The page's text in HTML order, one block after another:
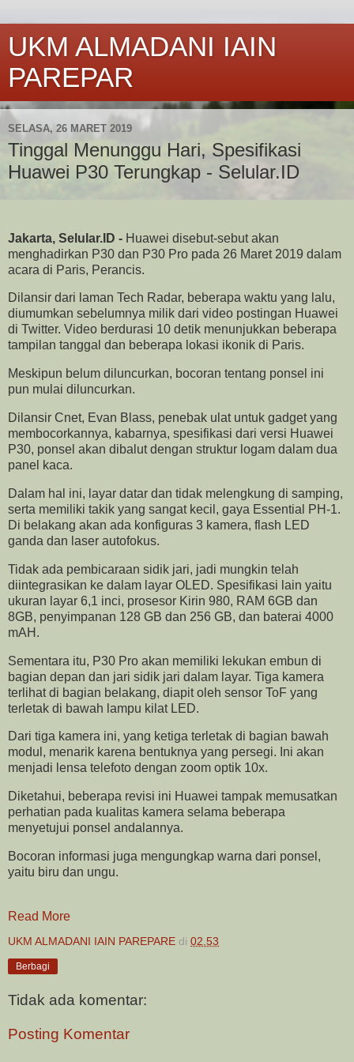
UKM ALMADANI IAIN
PAREPAR
SELASA, 26 MARET 2019
Tinggal Menunggu Hari, Spesifikasi
Huawei P30 Terungkap - Selular.ID
Jakarta, Selular.ID - Huawei disebut-sebut akan
menghadirkan P30 dan P30 Pro pada 26 Maret 2019 dalam
acara di Paris, Perancis.
Dilansir dari laman Tech Radar, beberapa waktu yang lalu,
diumumkan sebelumnya milik dari video postingan Huawei
di Twitter. Video berdurasi 10 detik menunjukkan beberapa
tampilan tanggal dan beberapa lokasi ikonik di Paris.
Meskipun belum diluncurkan, bocoran tentang ponsel ini
pun mulai diluncurkan.
Dilansir Cnet, Evan Blass, penebak ulat untuk gadget yang
membocorkannya, kabarnya, spesifikasi dari versi Huawei
P30, ponsel akan dibalut dengan struktur logam dalam dua
panel kaca.
Dalam hal ini, layar datar dan tidak melengkung di samping,
serta memiliki takik yang sangat kecil, gaya Essential PH-1.
Di belakang akan ada konfiguras 3 kamera, flash LED
ganda dan laser autofokus.
Tidak ada pembicaraan sidik jari, jadi mungkin telah
diintegrasikan ke dalam layar OLED. Spesifikasi lain yaitu
ukuran layar 6,1 inci, prosesor Kirin 980, RAM 6GB dan
8GB, penyimpanan 128 GB dan 256 GB, dan baterai 4000
mAH.
Sementara itu, P30 Pro akan memiliki lekukan embun di
bagian depan dan jari sidik jari dalam layar. Tiga kamera
terlihat di bagian belakang, diapit oleh sensor ToF yang
terletak di bawah lampu kilat LED.
Dari tiga kamera ini, yang ketiga terletak di bagian bawah
modul, menarik karena bentuknya yang persegi. Ini akan
menjadi lensa telefoto dengan zoom optik 10x.
Diketahui, beberapa revisi ini Huawei tampak memusatkan
perhatian pada kualitas kamera selama beberapa
menyetujui ponsel andalannya.
Bocoran informasi juga mengungkap warna dari ponsel,
yaitu biru dan ungu.
Read More
UKM ALMADANI IAIN PAREPARE di 02.53
Berbagi
Tidak ada komentar:
Posting Komentar